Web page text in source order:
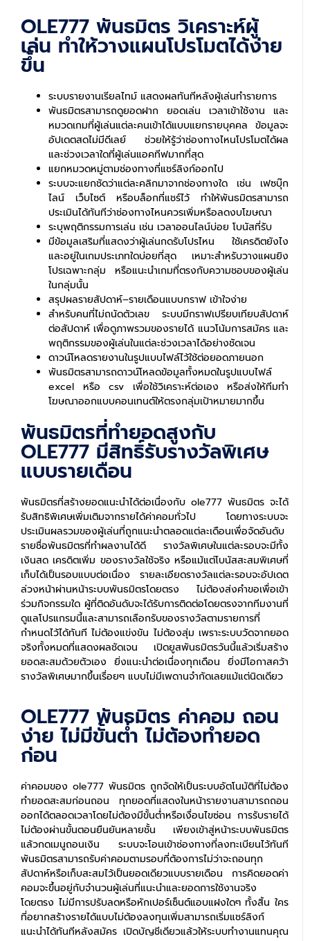
OLE777 พันธมิตร วิเคราะห์ผู้
เล่น ทำให้วางแผนโปรโมตได้ง่าย
ขึ้น
ระบบรายงานเรียลไทม์ แสดงผลทันทีหลังผู้เล่นทำรายการ
พันธมิตรสามารถดูยอดฝาก ยอดเล่น เวลาเข้าใช้งาน และ
หมวดเกมที่ผู้เล่นแต่ละคนเข้าได้แบบแยกรายบุคคล ข้อมูลจะ
อัปเดตสดไม่มีดีเลย์ ช่วยให้รู้ว่าช่องทางไหนโปรโมตได้ผล
และช่วงเวลาใดที่ผู้เล่นแอคทีฟมากที่สุด
แยกหมวดหมู่ตามช่องทางที่แชร์ลิงก์ออกไป
ระบบจะแยกชัดว่าแต่ละคลิกมาจากช่องทางใด เช่น เฟซบุ๊ก
ไลน์ เว็บไซต์ หรือบล็อกที่แชร์ไว้ ทำให้พันธมิตรสามารถ
ประเมินได้ทันทีว่าช่องทางไหนควรเพิ่มหรือลดงบโฆษณา
ระบุพฤติกรรมการเล่น เช่น เวลาออนไลน์บ่อย โบนัสที่รับ
มีข้อมูลเสริมที่แสดงว่าผู้เล่นกดรับโปรไหน ใช้เครดิตยังไง
และอยู่ในเกมประเภทใดบ่อยที่สุด เหมาะสำหรับวางแผนยิง
โปรเฉพาะกลุ่ม หรือแนะนำเกมที่ตรงกับความชอบของผู้เล่น
ในกลุ่มนั้น
สรุปผลรายสัปดาห์–รายเดือนแบบกราฟ เข้าใจง่าย
สำหรับคนที่ไม่ถนัดตัวเลข ระบบมีกราฟเปรียบเทียบสัปดาห์
ต่อสัปดาห์ เพื่อดูภาพรวมของรายได้ แนวโน้มการสมัคร และ
พฤติกรรมของผู้เล่นในแต่ละช่วงเวลาได้อย่างชัดเจน
ดาวน์โหลดรายงานในรูปแบบไฟล์ไว้ใช้ต่อยอดภายนอก
พันธมิตรสามารถดาวน์โหลดข้อมูลทั้งหมดในรูปแบบไฟล์
excel หรือ csv เพื่อใช้วิเคราะห์ต่อเอง หรือส่งให้ทีมทำ
โฆษณาออกแบบคอนเทนต์ให้ตรงกลุ่มเป้าหมายมากขึ้น
พันธมิตรที่ทำยอดสูงกับ
OLE777 มีสิทธิ์รับรางวัลพิเศษ
แบบรายเดือน
พันธมิตรที่สร้างยอดแนะนำได้ต่อเนื่องกับ ole777 พันธมิตร จะได้
รับสิทธิพิเศษเพิ่มเติมจากรายได้ค่าคอมทั่วไป โดยทางระบบจะ
ประเมินผลรวมของผู้เล่นที่ถูกแนะนำตลอดแต่ละเดือนเพื่อจัดอันดับ
รายชื่อพันธมิตรที่ทำผลงานได้ดี รางวัลพิเศษในแต่ละรอบจะมีทั้ง
เงินสด เครดิตเพิ่ม ของรางวัลใช้จริง หรือแม้แต่โบนัสสะสมพิเศษที่
เก็บได้เป็นรอบแบบต่อเนื่อง รายละเอียดรางวัลแต่ละรอบจะอัปเดต
ล่วงหน้าผ่านหน้าระบบพันธมิตรโดยตรง ไม่ต้องส่งคำขอเพื่อเข้า
ร่วมกิจกรรมใด ผู้ที่ติดอันดับจะได้รับการติดต่อโดยตรงจากทีมงานที่
ดูแลโปรแกรมนี้และสามารถเลือกรับของรางวัลตามรายการที่
กำหนดไว้ได้ทันที ไม่ต้องแข่งขัน ไม่ต้องสุ่ม เพราะระบบวัดจากยอด
จริงทั้งหมดที่แสดงผลชัดเจน เปิดยูสพันธมิตรวันนี้แล้วเริ่มสร้าง
ยอดสะสมด้วยตัวเอง ยิ่งแนะนำต่อเนื่องทุกเดือน ยิ่งมีโอกาสคว้า
รางวัลพิเศษมากขึ้นเรื่อยๆ แบบไม่มีเพดานจำกัดเลยแม้แต่นิดเดียว
OLE777 พันธมิตร ค่าคอม ถอน
ง่าย ไม่มีขั้นต่ำ ไม่ต้องทำยอด
ก่อน
ค่าคอมของ ole777 พันธมิตร ถูกจัดให้เป็นระบบอัตโนมัติที่ไม่ต้อง
ทำยอดสะสมก่อนถอน ทุกยอดที่แสดงในหน้ารายงานสามารถถอน
ออกได้ตลอดเวลาโดยไม่ต้องมีขั้นต่ำหรือเงื่อนไขซ่อน การรับรายได้
ไม่ต้องผ่านขั้นตอนยืนยันหลายชั้น เพียงเข้าสู่หน้าระบบพันธมิตร
แล้วกดเมนูถอนเงิน ระบบจะโอนเข้าช่องทางที่ลงทะเบียนไว้ทันที
พันธมิตรสามารถรับค่าคอมตามรอบที่ต้องการไม่ว่าจะถอนทุก
สัปดาห์หรือเก็บสะสมไว้เป็นยอดเดียวแบบรายเดือน การคิดยอดค่า
คอมจะขึ้นอยู่กับจำนวนผู้เล่นที่แนะนำและยอดการใช้งานจริง
โดยตรง ไม่มีการปรับลดหรือหักเปอร์เซ็นต์แอบแฝงใดๆ ทั้งสิ้น ใคร
ที่อยากสร้างรายได้แบบไม่ต้องลงทุนเพิ่มสามารถเริ่มแชร์ลิงก์
แนะนำได้ทันทีหลังสมัคร เปิดบัญชีเดียวแล้วให้ระบบทำงานแทนคุณ